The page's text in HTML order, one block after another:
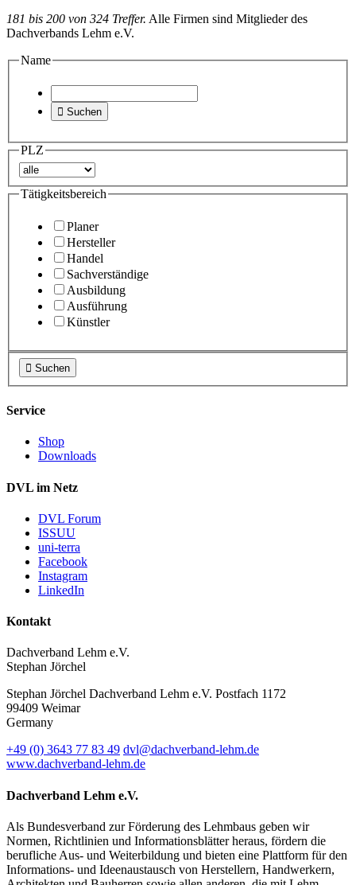
181 bis 200 von 324 Treffer. Alle Firmen sind Mitglieder des
Dachverbands Lehm e.V.
Name
 Suchen
PLZ
Tätigkeitsbereich
Planer
Hersteller
Handel
Sachverständige
Ausbildung
Ausführung
Künstler
 Suchen
Service
Shop
Downloads
DVL im Netz
DVL Forum
ISSUU
uni-terra
Facebook
Instagram
LinkedIn
Kontakt
Dachverband Lehm e.V.
Stephan Jörchel
Stephan Jörchel Dachverband Lehm e.V. Postfach 1172
99409 Weimar
Germany
+49 (0) 3643 77 83 49 dvl@dachverband-lehm.de
www.dachverband-lehm.de
Dachverband Lehm e.V.
Als Bundesverband zur Förderung des Lehmbaus geben wir
Normen, Richtlinien und Informationsblätter heraus, fördern die
berufliche Aus- und Weiterbildung und bieten eine Plattform für den
Informations- und Ideenaustausch von Herstellern, Handwerkern,